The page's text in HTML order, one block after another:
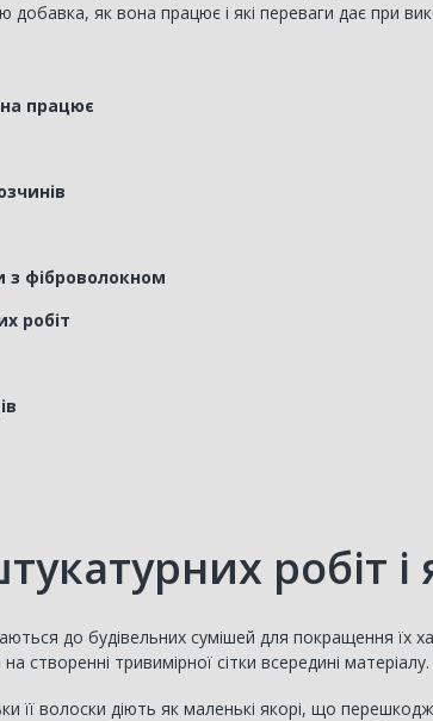
як вона працює і які переваги дає при
працює
з фіброволокном
робіт
робіт
до будівельних сумішей для покращення
тривимірної сітки всередині матеріалу.
її волоски діють як маленькі якорі, що